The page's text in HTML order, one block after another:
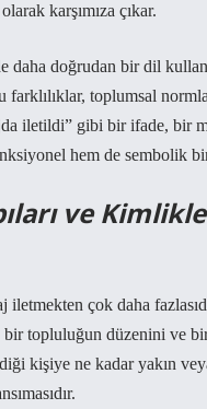
karşımıza çıkar.
daha doğrudan bir dil
farklılıklar, toplumsal
iletildi” gibi bir ifade, bir
hem de sembolik
ve
iletmekten çok daha
topluluğun düzenini ve
kişiye ne kadar yakın